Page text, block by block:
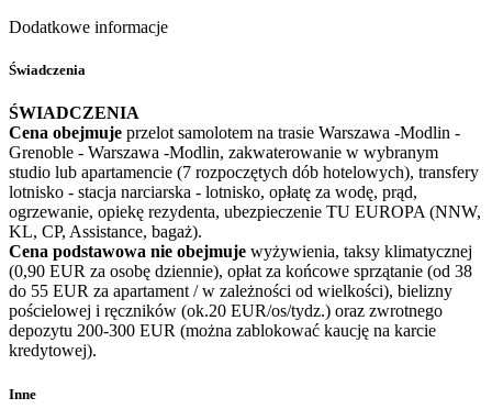
Dodatkowe informacje
Świadczenia
ŚWIADCZENIA
Cena obejmuje przelot samolotem na trasie Warszawa -Modlin -
Grenoble - Warszawa -Modlin, zakwaterowanie w wybranym
studio lub apartamencie (7 rozpoczętych dób hotelowych), transfery
lotnisko - stacja narciarska - lotnisko, opłatę za wodę, prąd,
ogrzewanie, opiekę rezydenta, ubezpieczenie TU EUROPA (NNW,
KL, CP, Assistance, bagaż).
Cena podstawowa nie obejmuje wyżywienia, taksy klimatycznej
(0,90 EUR za osobę dziennie), opłat za końcowe sprzątanie (od 38
do 55 EUR za apartament / w zależności od wielkości), bielizny
pościelowej i ręczników (ok.20 EUR/os/tydz.) oraz zwrotnego
depozytu 200-300 EUR (można zablokować kaucję na karcie
kredytowej).
Inne